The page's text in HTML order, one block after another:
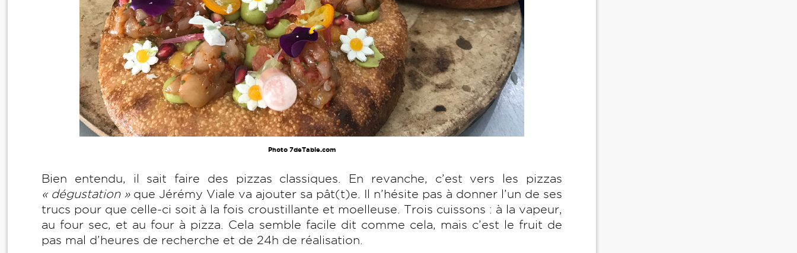
Photo 7deTable.com
Bien entendu, il sait faire des pizzas classiques. En revanche, c’est vers les pizzas
« dégustation »que Jérémy Viale va ajouter sa pât(t)e. Il n’hésite pas à donner l’un de ses
trucs pour que celle-ci soit à la fois croustillante et moelleuse. Trois cuissons : à la vapeur,
au four sec, et au four à pizza. Cela semble facile dit comme cela, mais c’est le fruit de
pas mal d’heures de recherche et de 24h de réalisation.